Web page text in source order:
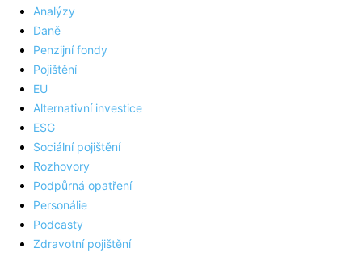
Analýzy
Daně
Penzijní fondy
Pojištění
EU
Alternativní investice
ESG
Sociální pojištění
Rozhovory
Podpůrná opatření
Personálie
Podcasty
Zdravotní pojištění